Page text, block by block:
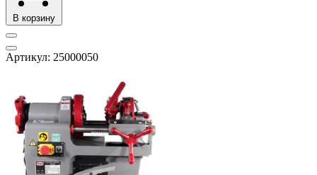
В корзину
Артикул: 25000050